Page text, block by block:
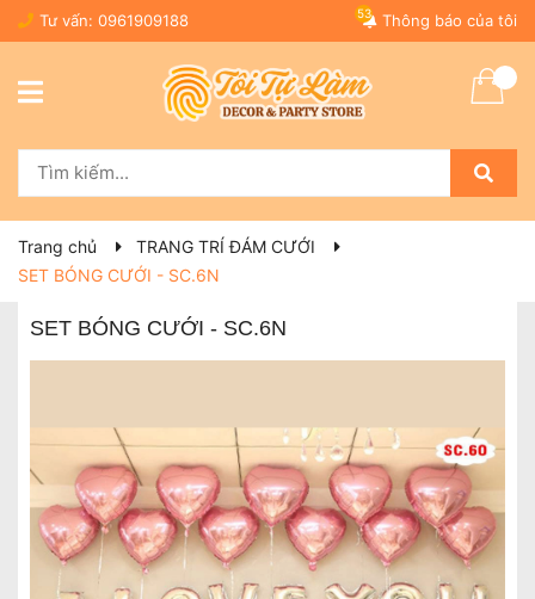
Tư vấn: 0961909188 Thông báo của tôi
53
Trang chủ
TRANG TRÍ ĐÁM CƯỚI
SET BÓNG CƯỚI - SC.6N
SET BÓNG CƯỚI - SC.6N